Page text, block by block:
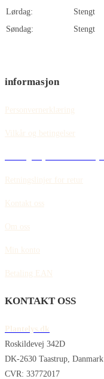
Lørdag:
Stengt
Søndag:
Stengt
informasjon
Personvernerklæring
Vilkår og betingelser
Retningslinjer for retur
Kontakt oss
Om oss
Min konto
Betaling EAN
KONTAKT OSS
Plantelys.dk
Roskildevej 342D
DK-2630 Taastrup, Danmark
CVR: 33772017